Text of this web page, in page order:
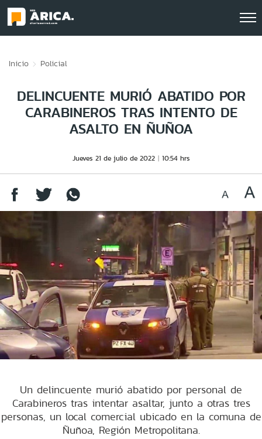
Inicio Policial
DELINCUENTE MURIÓ ABATIDO POR
CARABINEROS TRAS INTENTO DE
ASALTO EN ÑUÑOA
Jueves 21 de julio de 2022 10:54 hrs
Un delincuente murió abatido por personal de
Carabineros tras intentar asaltar, junto a otras tres
personas, un local comercial ubicado en la comuna de
Ñuñoa, Región Metropolitana.